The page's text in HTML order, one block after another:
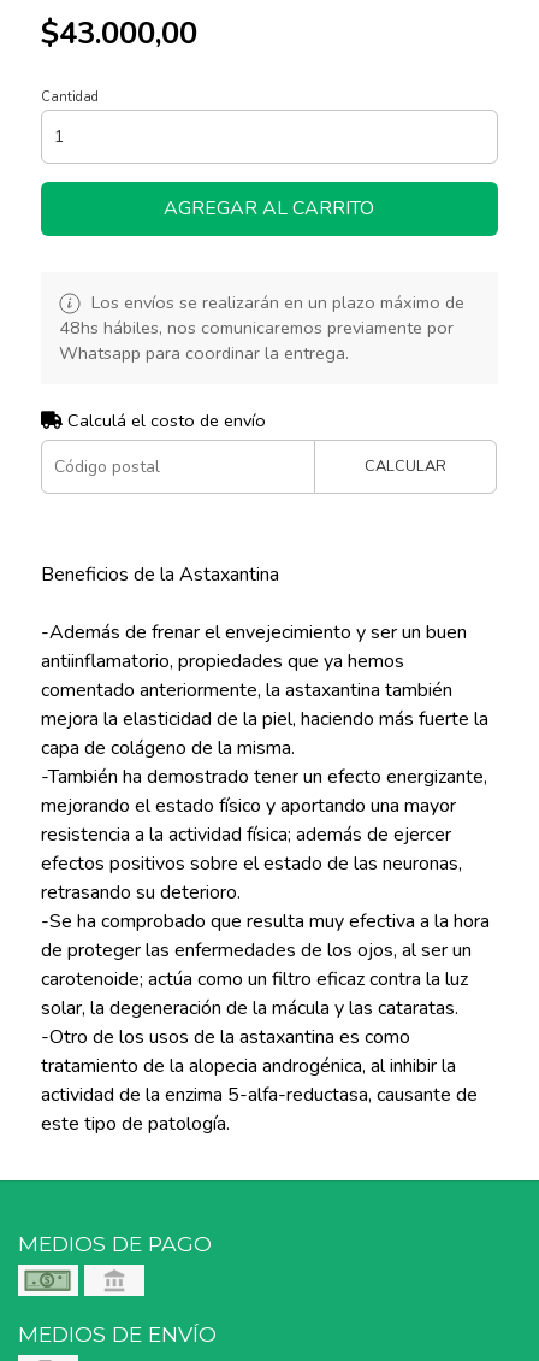
$43.000,00
Cantidad
AGREGAR AL CARRITO
Los envíos se realizarán en un plazo máximo de
48hs hábiles, nos comunicaremos previamente por
Whatsapp para coordinar la entrega.
Calculá el costo de envío
CALCULAR
Beneficios de la Astaxantina
-Además de frenar el envejecimiento y ser un buen
antiinflamatorio, propiedades que ya hemos
comentado anteriormente, la astaxantina también
mejora la elasticidad de la piel, haciendo más fuerte la
capa de colágeno de la misma.
-También ha demostrado tener un efecto energizante,
mejorando el estado físico y aportando una mayor
resistencia a la actividad física; además de ejercer
efectos positivos sobre el estado de las neuronas,
retrasando su deterioro.
-Se ha comprobado que resulta muy efectiva a la hora
de proteger las enfermedades de los ojos, al ser un
carotenoide; actúa como un filtro eficaz contra la luz
solar, la degeneración de la mácula y las cataratas.
-Otro de los usos de la astaxantina es como
tratamiento de la alopecia androgénica, al inhibir la
actividad de la enzima 5-alfa-reductasa, causante de
este tipo de patología.
MEDIOS DE PAGO
MEDIOS DE ENVÍO